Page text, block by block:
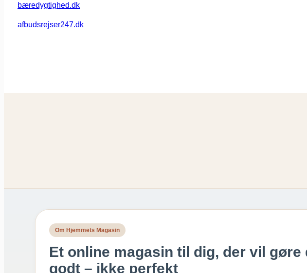
bæredygtighed.dk
afbudsrejser247.dk
Om Hjemmets Magasin
Et online magasin til dig, der vil gøre
godt – ikke perfekt